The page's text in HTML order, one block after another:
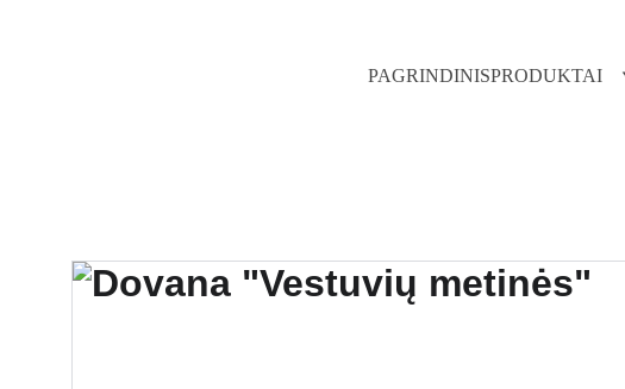
PAGRINDINISPRODUKTAI